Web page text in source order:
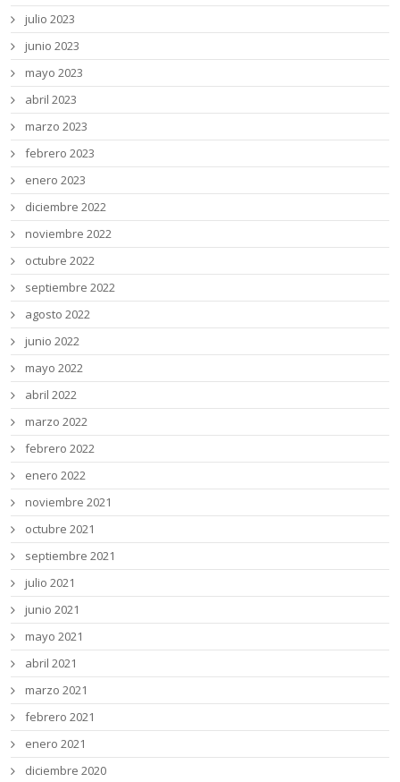
julio 2023
junio 2023
mayo 2023
abril 2023
marzo 2023
febrero 2023
enero 2023
diciembre 2022
noviembre 2022
octubre 2022
septiembre 2022
agosto 2022
junio 2022
mayo 2022
abril 2022
marzo 2022
febrero 2022
enero 2022
noviembre 2021
octubre 2021
septiembre 2021
julio 2021
junio 2021
mayo 2021
abril 2021
marzo 2021
febrero 2021
enero 2021
diciembre 2020